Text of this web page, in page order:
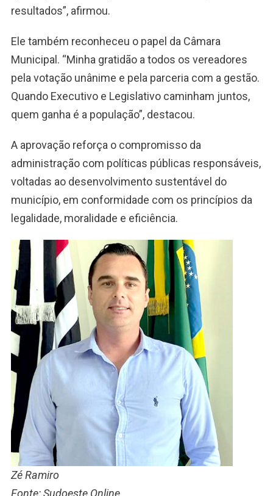
resultados”, afirmou.
Ele também reconheceu o papel da Câmara
Municipal. “Minha gratidão a todos os vereadores
pela votação unânime e pela parceria com a gestão.
Quando Executivo e Legislativo caminham juntos,
quem ganha é a população”, destacou.
A aprovação reforça o compromisso da
administração com políticas públicas responsáveis,
voltadas ao desenvolvimento sustentável do
município, em conformidade com os princípios da
legalidade, moralidade e eficiência.
Zé Ramiro
Fonte: Sudoeste Online